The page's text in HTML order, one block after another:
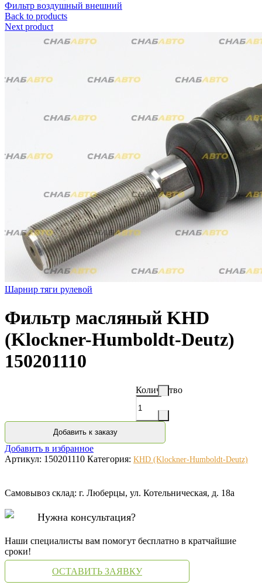
Фильтр воздушный внешний
Back to products
Next product
Шарнир тяги рулевой
Фильтр масляный KHD
(Klockner-Humboldt-Deutz)
150201110
Количество
Добавить к заказу
Добавить в избранное
Артикул: 150201110 Категория: KHD (Klockner-Humboldt-Deutz)
Самовывоз склад: г. Люберцы, ул. Котельническая, д. 18а
Нужна консультация?
Наши специалисты вам помогут бесплатно в кратчайшие
сроки!
ОСТАВИТЬ ЗАЯВКУ